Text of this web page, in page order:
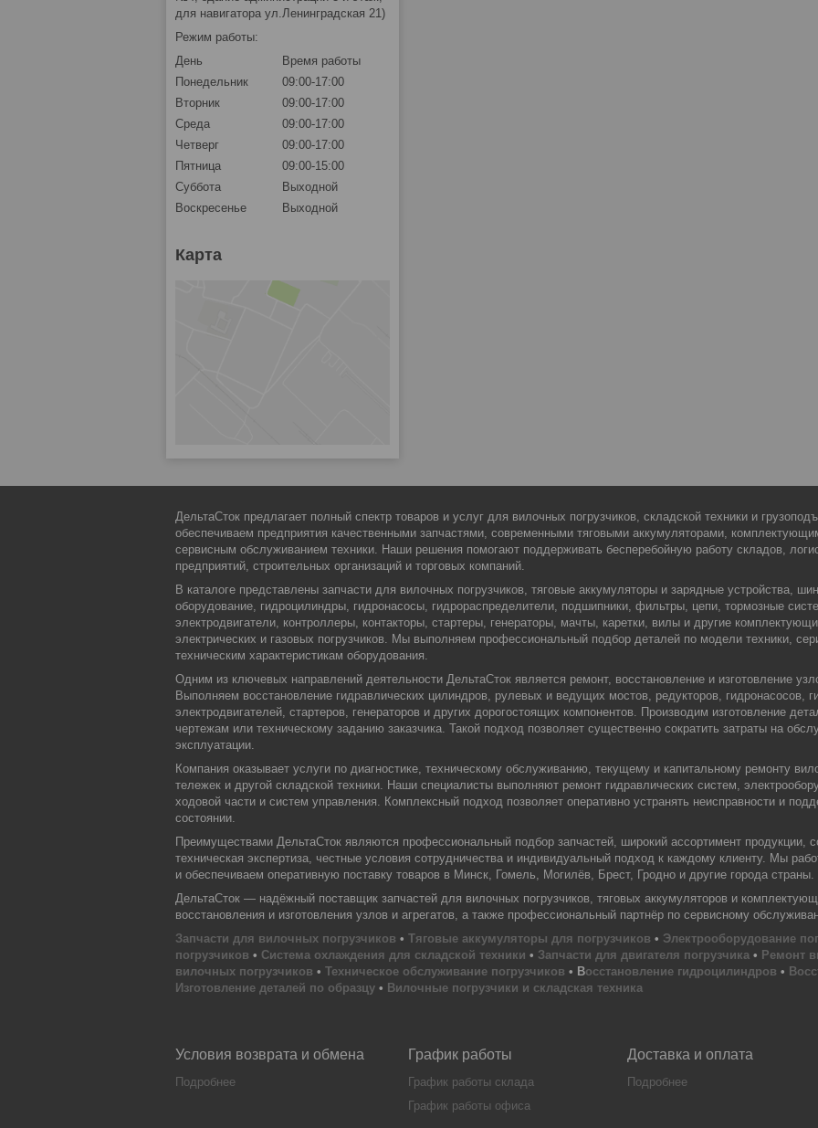
для навигатора ул.Ленинградская 21)
Режим работы:
День
Время работы
Понедельник
09:00-17:00
Вторник
09:00-17:00
Среда
09:00-17:00
Четверг
09:00-17:00
Пятница
09:00-15:00
Суббота
Выходной
Воскресенье
Выходной
Карта
ДельтаСток предлагает полный спектр товаров и услуг для вилочных погрузчиков, складской техники и
обеспечиваем предприятия качественными запчастями, современными тяговыми аккумуляторами,
сервисным обслуживанием техники. Наши решения помогают поддерживать бесперебойную работу складов,
предприятий, строительных организаций и торговых компаний.
В каталоге представлены запчасти для вилочных погрузчиков, тяговые аккумуляторы и зарядные устройства,
оборудование, гидроцилиндры, гидронасосы, гидрораспределители, подшипники, фильтры, цепи, тормозные
электродвигатели, контроллеры, контакторы, стартеры, генераторы, мачты, каретки, вилы и другие
электрических и газовых погрузчиков. Мы выполняем профессиональный подбор деталей по модели техники,
техническим характеристикам оборудования.
Одним из ключевых направлений деятельности ДельтаСток является ремонт, восстановление и изготовление
Выполняем восстановление гидравлических цилиндров, рулевых и ведущих мостов, редукторов, гидронасосов,
электродвигателей, стартеров, генераторов и других дорогостоящих компонентов. Производим изготовление
чертежам или техническому заданию заказчика. Такой подход позволяет существенно сократить затраты на
эксплуатации.
Компания оказывает услуги по диагностике, техническому обслуживанию, текущему и капитальному ремонту
тележек и другой складской техники. Наши специалисты выполняют ремонт гидравлических систем,
ходовой части и систем управления. Комплексный подход позволяет оперативно устранять неисправности и
состоянии.
Преимуществами ДельтаСток являются профессиональный подбор запчастей, широкий ассортимент продукции,
техническая экспертиза, честные условия сотрудничества и индивидуальный подход к каждому клиенту. Мы
и обеспечиваем оперативную поставку товаров в Минск, Гомель, Могилёв, Брест, Гродно и другие города
ДельтаСток — надёжный поставщик запчастей для вилочных погрузчиков, тяговых аккумуляторов и
восстановления и изготовления узлов и агрегатов, а также профессиональный партнёр по сервисному
Запчасти для вилочных погрузчиков • Тяговые аккумуляторы для погрузчиков • Электрооборудование
погрузчиков • Система охлаждения для складской техники • Запчасти для двигателя погрузчика • Ремонт
вилочных погрузчиков • Техническое обслуживание погрузчиков • Восстановление гидроцилиндров •
Изготовление деталей по образцу • Вилочные погрузчики и складская техника
Условия возврата и обмена
Подробнее
График работы
График работы склада
График работы офиса
Доставка и оплата
Подробнее